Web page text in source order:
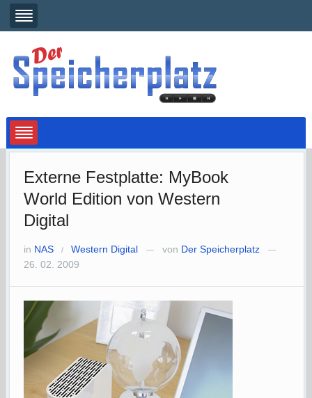
Externe Festplatte: MyBook
World Edition von Western
Digital
in NAS / Western Digital — von Der Speicherplatz —
26. 02. 2009